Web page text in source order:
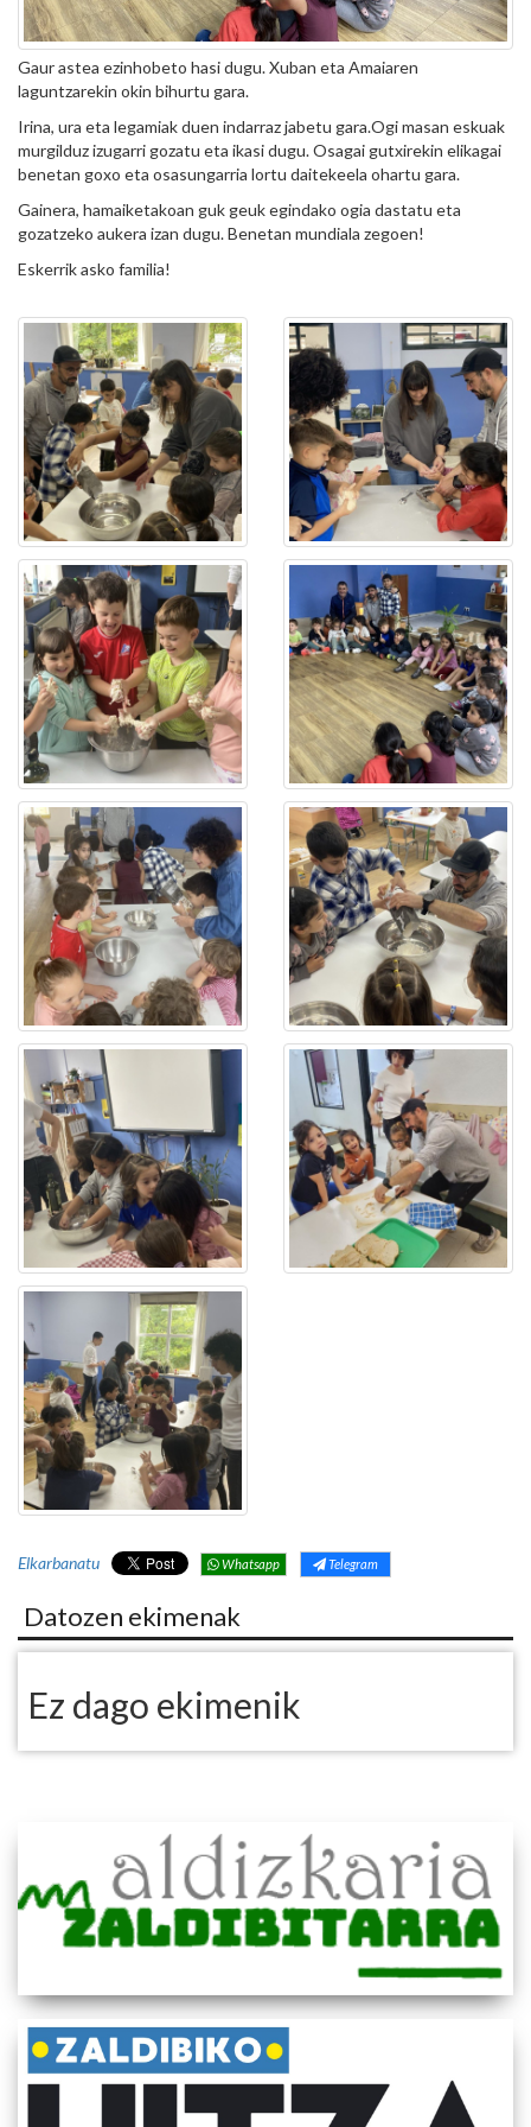
Gaur astea ezinhobeto hasi dugu. Xuban eta Amaiaren
laguntzarekin okin bihurtu gara.
Irina, ura eta legamiak duen indarraz jabetu gara.Ogi masan eskuak
murgilduz izugarri gozatu eta ikasi dugu. Osagai gutxirekin elikagai
benetan goxo eta osasungarria lortu daitekeela ohartu gara.
Gainera, hamaiketakoan guk geuk egindako ogia dastatu eta
gozatzeko aukera izan dugu. Benetan mundiala zegoen!
Eskerrik asko familia!
Elkarbanatu Whatsapp Telegram
Datozen ekimenak
Ez dago ekimenik